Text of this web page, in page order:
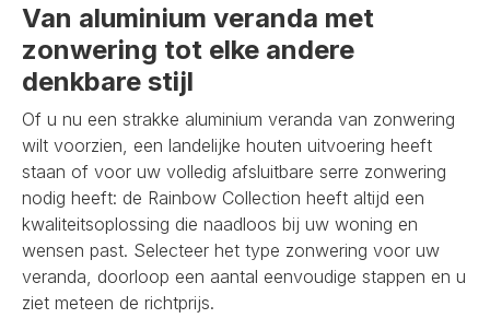
Van aluminium veranda met
zonwering tot elke andere
denkbare stijl
Of u nu een strakke aluminium veranda van zonwering
wilt voorzien, een landelijke houten uitvoering heeft
staan of voor uw volledig afsluitbare serre zonwering
nodig heeft: de Rainbow Collection heeft altijd een
kwaliteitsoplossing die naadloos bij uw woning en
wensen past. Selecteer het type zonwering voor uw
veranda, doorloop een aantal eenvoudige stappen en u
ziet meteen de richtprijs.